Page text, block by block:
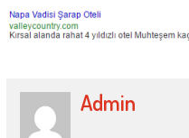
Admin